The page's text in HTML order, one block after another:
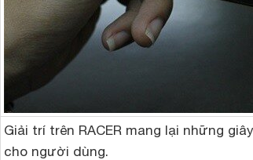
Giải trí trên RACER mang lại những
cho người dùng.